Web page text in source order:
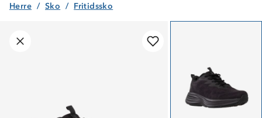
Produktet er lagt i handlekurven
Herre Sko Fritidssko